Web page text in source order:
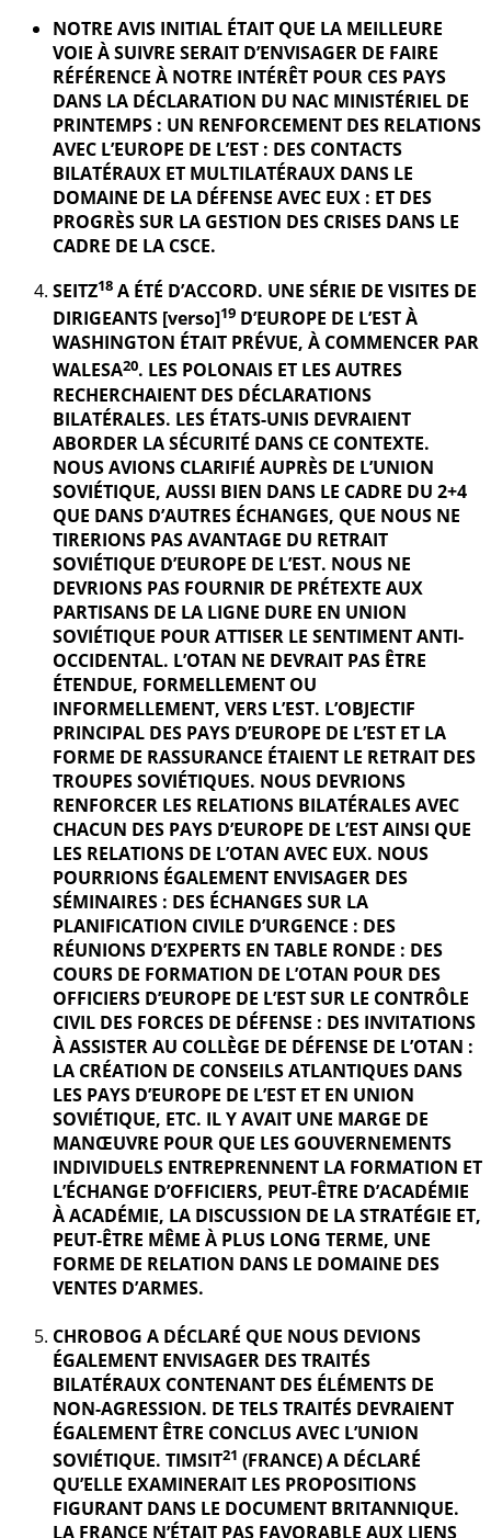
NOTRE AVIS INITIAL ÉTAIT QUE LA MEILLEURE
VOIE À SUIVRE SERAIT D’ENVISAGER DE FAIRE
RÉFÉRENCE À NOTRE INTÉRÊT POUR CES PAYS
DANS LA DÉCLARATION DU NAC MINISTÉRIEL DE
PRINTEMPS : UN RENFORCEMENT DES RELATIONS
AVEC L’EUROPE DE L’EST : DES CONTACTS
BILATÉRAUX ET MULTILATÉRAUX DANS LE
DOMAINE DE LA DÉFENSE AVEC EUX : ET DES
PROGRÈS SUR LA GESTION DES CRISES DANS LE
CADRE DE LA CSCE.
SEITZ18 A ÉTÉ D’ACCORD. UNE SÉRIE DE VISITES DE
DIRIGEANTS [verso]19 D’EUROPE DE L’EST À
WASHINGTON ÉTAIT PRÉVUE, À COMMENCER PAR
WALESA20. LES POLONAIS ET LES AUTRES
RECHERCHAIENT DES DÉCLARATIONS
BILATÉRALES. LES ÉTATS-UNIS DEVRAIENT
ABORDER LA SÉCURITÉ DANS CE CONTEXTE.
NOUS AVIONS CLARIFIÉ AUPRÈS DE L’UNION
SOVIÉTIQUE, AUSSI BIEN DANS LE CADRE DU 2+4
QUE DANS D’AUTRES ÉCHANGES, QUE NOUS NE
TIRERIONS PAS AVANTAGE DU RETRAIT
SOVIÉTIQUE D’EUROPE DE L’EST. NOUS NE
DEVRIONS PAS FOURNIR DE PRÉTEXTE AUX
PARTISANS DE LA LIGNE DURE EN UNION
SOVIÉTIQUE POUR ATTISER LE SENTIMENT ANTI-
OCCIDENTAL. L’OTAN NE DEVRAIT PAS ÊTRE
ÉTENDUE, FORMELLEMENT OU
INFORMELLEMENT, VERS L’EST. L’OBJECTIF
PRINCIPAL DES PAYS D’EUROPE DE L’EST ET LA
FORME DE RASSURANCE ÉTAIENT LE RETRAIT DES
TROUPES SOVIÉTIQUES. NOUS DEVRIONS
RENFORCER LES RELATIONS BILATÉRALES AVEC
CHACUN DES PAYS D’EUROPE DE L’EST AINSI QUE
LES RELATIONS DE L’OTAN AVEC EUX. NOUS
POURRIONS ÉGALEMENT ENVISAGER DES
SÉMINAIRES : DES ÉCHANGES SUR LA
PLANIFICATION CIVILE D’URGENCE : DES
RÉUNIONS D’EXPERTS EN TABLE RONDE : DES
COURS DE FORMATION DE L’OTAN POUR DES
OFFICIERS D’EUROPE DE L’EST SUR LE CONTRÔLE
CIVIL DES FORCES DE DÉFENSE : DES INVITATIONS
À ASSISTER AU COLLÈGE DE DÉFENSE DE L’OTAN :
LA CRÉATION DE CONSEILS ATLANTIQUES DANS
LES PAYS D’EUROPE DE L’EST ET EN UNION
SOVIÉTIQUE, ETC. IL Y AVAIT UNE MARGE DE
MANŒUVRE POUR QUE LES GOUVERNEMENTS
INDIVIDUELS ENTREPRENNENT LA FORMATION ET
L’ÉCHANGE D’OFFICIERS, PEUT-ÊTRE D’ACADÉMIE
À ACADÉMIE, LA DISCUSSION DE LA STRATÉGIE ET,
PEUT-ÊTRE MÊME À PLUS LONG TERME, UNE
FORME DE RELATION DANS LE DOMAINE DES
VENTES D’ARMES.
CHROBOG A DÉCLARÉ QUE NOUS DEVIONS
ÉGALEMENT ENVISAGER DES TRAITÉS
BILATÉRAUX CONTENANT DES ÉLÉMENTS DE
NON-AGRESSION. DE TELS TRAITÉS DEVRAIENT
ÉGALEMENT ÊTRE CONCLUS AVEC L’UNION
SOVIÉTIQUE. TIMSIT21 (FRANCE) A DÉCLARÉ
QU’ELLE EXAMINERAIT LES PROPOSITIONS
FIGURANT DANS LE DOCUMENT BRITANNIQUE.
LA FRANCE N’ÉTAIT PAS FAVORABLE AUX LIENS